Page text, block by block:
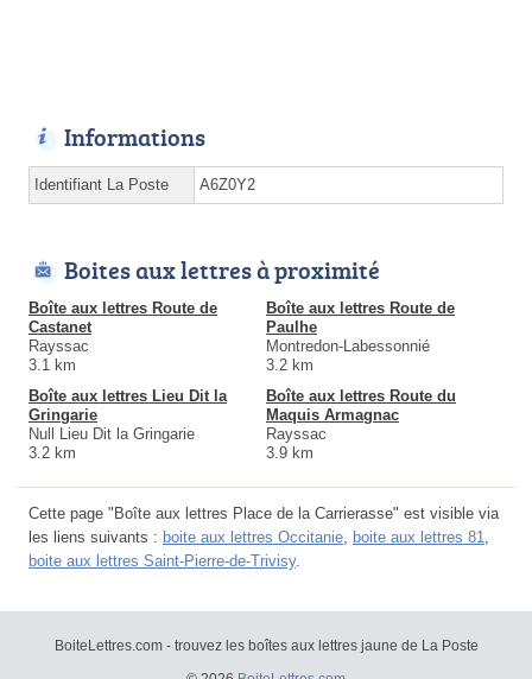
Informations
Identifiant La Poste A6Z0Y2
Boites aux lettres à proximité
Boîte aux lettres Route de
Castanet
Rayssac
3.1 km
Boîte aux lettres Route de
Paulhe
Montredon-Labessonnié
3.2 km
Boîte aux lettres Lieu Dit la
Gringarie
Null Lieu Dit la Gringarie
3.2 km
Boîte aux lettres Route du
Maquis Armagnac
Rayssac
3.9 km
Cette page "Boîte aux lettres Place de la Carrierasse" est visible via
les liens suivants : boite aux lettres Occitanie boite aux lettres 81
boite aux lettres Saint-Pierre-de-Trivisy.
BoiteLettres.com - trouvez les boîtes aux lettres jaune de La Poste